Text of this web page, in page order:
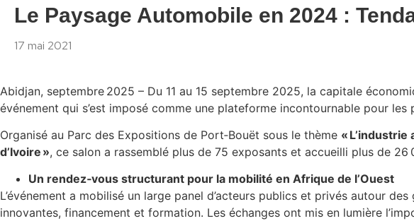
Le Paysage Automobile en 2024 :
17 mai 2021
Abidjan, septembre 2025 – Du 11 au 15 septembre 2025, la capitale
événement qui s’est imposé comme une plateforme incontournable pour
Organisé au Parc des Expositions de Port‑Bouët sous le thème «
d’Ivoire », ce salon a rassemblé plus de 75 exposants et accueilli plus de
Un rendez‑vous structurant pour la mobilité en Afrique de l’Ouest
L’événement a mobilisé un large panel d’acteurs publics et privés autour
innovantes, financement et formation. Les échanges ont mis en lumière